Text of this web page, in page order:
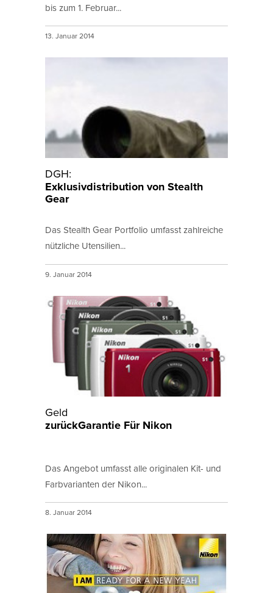
bis zum 1. Februar...
13. Januar 2014
DGH:
Exklusivdistribution von Stealth
Gear
Das Stealth Gear Portfolio umfasst zahlreiche
nützliche Utensilien...
9. Januar 2014
Geld
zurückGarantie Für Nikon
Das Angebot umfasst alle originalen Kit- und
Farbvarianten der Nikon...
8. Januar 2014